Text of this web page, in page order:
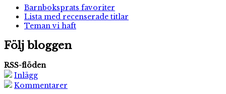
Barnboksprats favoriter
Lista med recenserade titlar
Teman vi haft
Följ bloggen
RSS-flöden
Inlägg
Kommentarer